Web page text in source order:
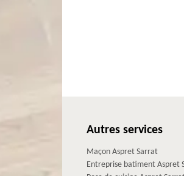
Autres services
Maçon Aspret Sarrat
Entreprise batiment Aspret